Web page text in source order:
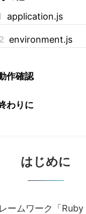
application.js
environment.js
作確認
わりに
はじめに
ームワーク「Ruby